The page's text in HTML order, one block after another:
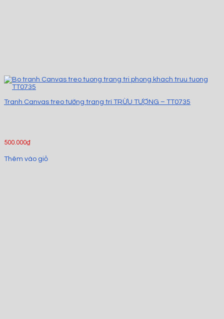
Tranh Canvas treo tường trang trí TRỪU TƯỢNG – TT0735
500.000₫
Thêm vào giỏ